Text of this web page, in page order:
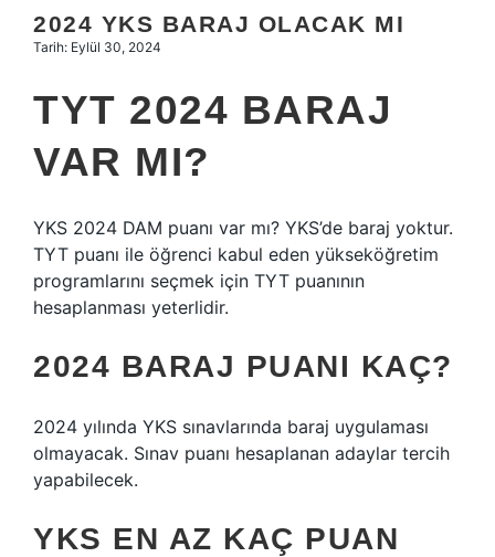
Hakkımızda
2024 YKS BARAJ OLACAK MI
Tarih: Eylül 30, 2024
TYT 2024 BARAJ
VAR MI?
YKS 2024 DAM puanı var mı? YKS’de baraj yoktur.
TYT puanı ile öğrenci kabul eden yükseköğretim
programlarını seçmek için TYT puanının
hesaplanması yeterlidir.
2024 BARAJ PUANI KAÇ?
2024 yılında YKS sınavlarında baraj uygulaması
olmayacak. Sınav puanı hesaplanan adaylar tercih
yapabilecek.
YKS EN AZ KAÇ PUAN